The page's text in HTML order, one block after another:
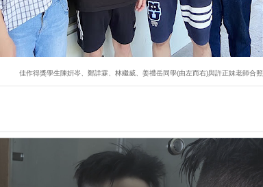
佳作得獎學生陳姸岑、鄭詳霖、林繼威、姜禮岳同學(由左而右)與許正妹老師合照